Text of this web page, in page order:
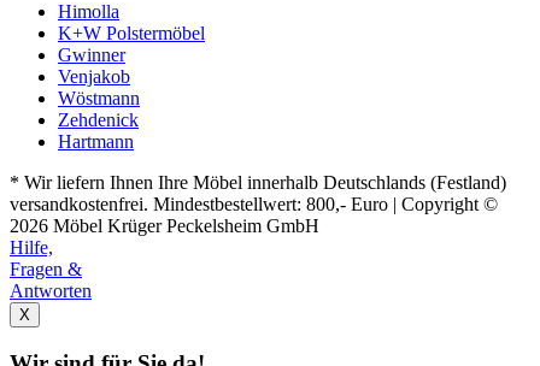
Himolla
K+W Polstermöbel
Gwinner
Venjakob
Wöstmann
Zehdenick
Hartmann
* Wir liefern Ihnen Ihre Möbel innerhalb Deutschlands (Festland)
versandkostenfrei. Mindestbestellwert: 800,- Euro | Copyright ©
2026 Möbel Krüger Peckelsheim GmbH
Hilfe,
Fragen &
Antworten
X